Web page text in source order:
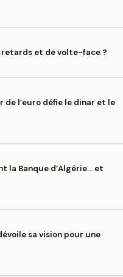
et de volte-face ?
l’euro défie le dinar et le
la Banque d’Algérie… et
sa vision pour une